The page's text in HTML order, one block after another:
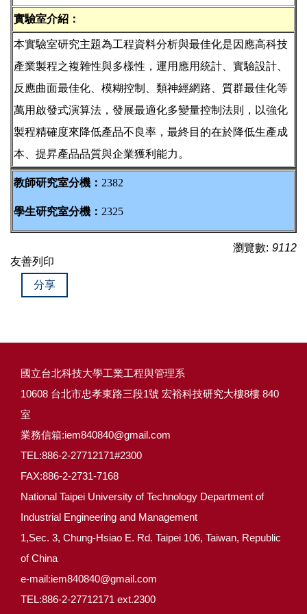
實驗室介紹：
本實驗室研究主題為工程資料分析與最佳化是因應高科技
產業製程之複雜性與多樣性，運用應用統計、實驗設計、
反應曲面最佳化、模糊控制、類神經網路、質群最佳化等
萬用啟發式演算法，發展最適化多變量控制法則，以強化
製程精確度來降低產品不良率，最終目的在於降低生產成
本、提昇產品品質與企業獲利能力。
教師研究室分機： 2382
學生研究室分機： 2325
瀏覽數: 9112
友善列印
分享
國立台北科技大學工業工程與管理系
10608 台北市忠孝東路三段1號 宏裕科技研究大樓8樓 840
室
業務信箱:iem840840@gmail.com
TEL:886-2-27712171#2300
FAX:886-2-2731-7168
National Taipei University of Technology Department of
Industrial Engineering and Management
1,Sec. 3, Chung-Hsiao E. Rd. Taipei 106, Taiwan, Republic
of China
e-mail:iem840840@gmail.com
TEL:886-2-27712171 ext.2300